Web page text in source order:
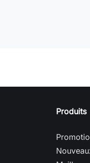
Produits